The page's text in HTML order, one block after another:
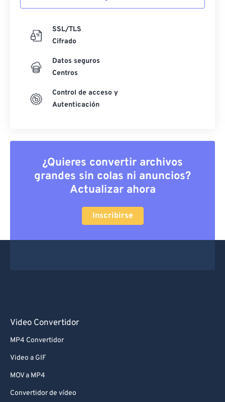
SSL/TLS
Cifrado
Datos seguros
Centros
Control de acceso y
Autenticación
¿Quieres convertir archivos
grandes sin colas ni anuncios?
Actualizar ahora
Inscribirse
Video Convertidor
MP4 Convertidor
Video a GIF
MOV a MP4
Convertidor de vídeo